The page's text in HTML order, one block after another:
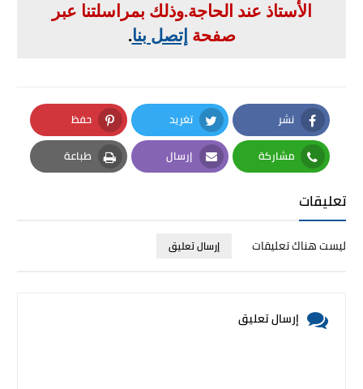
الأستاذ عند الحاجة.وذلك بمراسلتنا عبر
صفحة إتصل بنا.
نشر
Facebook
تغريد
Twitter
حفظ
Pinterest
مشاركة
Whatsapp
إرسال
Email
طباعة
Print
تعليقات
ليست هناك تعليقات إرسال تعليق
إرسال تعليق